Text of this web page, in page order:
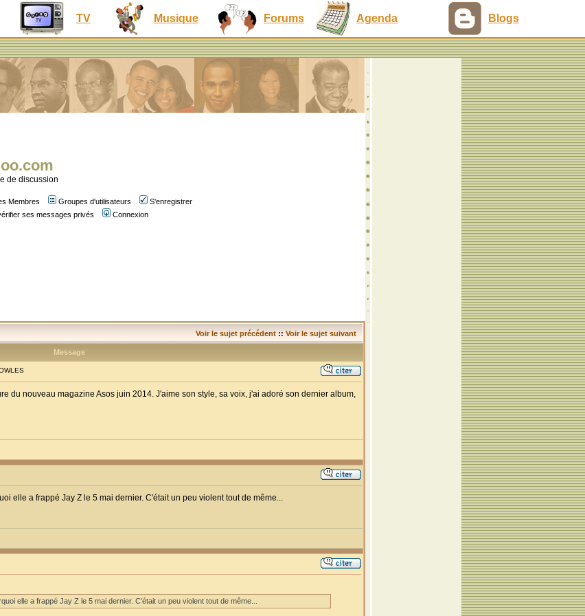
TV Musique Forums Agenda Blogs
de discussion
Membres Groupes d'utilisateurs
S'enregistrer
ses messages privés Connexion
Voir le sujet précédent :: Voir le sujet suivant
Message
du nouveau magazine Asos juin 2014. J'aime son style, sa voix, j'ai adoré son dernier album,
elle a frappé Jay Z le 5 mai dernier. C'était un peu violent tout de même...
elle a frappé Jay Z le 5 mai dernier. C'était un peu violent tout de même...